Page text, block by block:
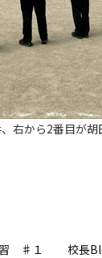
右から2番目が胡
習 ♯１
校長